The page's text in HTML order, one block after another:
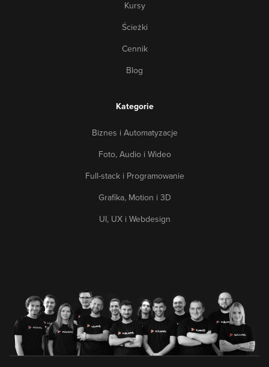
Kursy
Ścieżki
Cennik
Blog
Kategorie
Biznes i Automatyzacje
Foto, Audio i Wideo
Full-stack i Programowanie
Grafika, Motion i 3D
UI, UX i Webdesign